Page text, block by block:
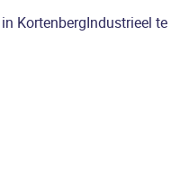
KortenbergIndustrieel